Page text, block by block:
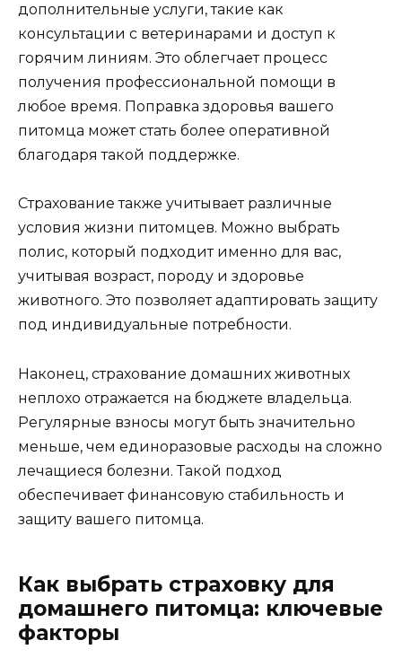
дополнительные услуги, такие как
консультации с ветеринарами и доступ к
горячим линиям. Это облегчает процесс
получения профессиональной помощи в
любое время. Поправка здоровья вашего
питомца может стать более оперативной
благодаря такой поддержке.
Страхование также учитывает различные
условия жизни питомцев. Можно выбрать
полис, который подходит именно для вас,
учитывая возраст, породу и здоровье
животного. Это позволяет адаптировать защиту
под индивидуальные потребности.
Наконец, страхование домашних животных
неплохо отражается на бюджете владельца.
Регулярные взносы могут быть значительно
меньше, чем единоразовые расходы на сложно
лечащиеся болезни. Такой подход
обеспечивает финансовую стабильность и
защиту вашего питомца.
Как выбрать страховку для
домашнего питомца: ключевые
факторы